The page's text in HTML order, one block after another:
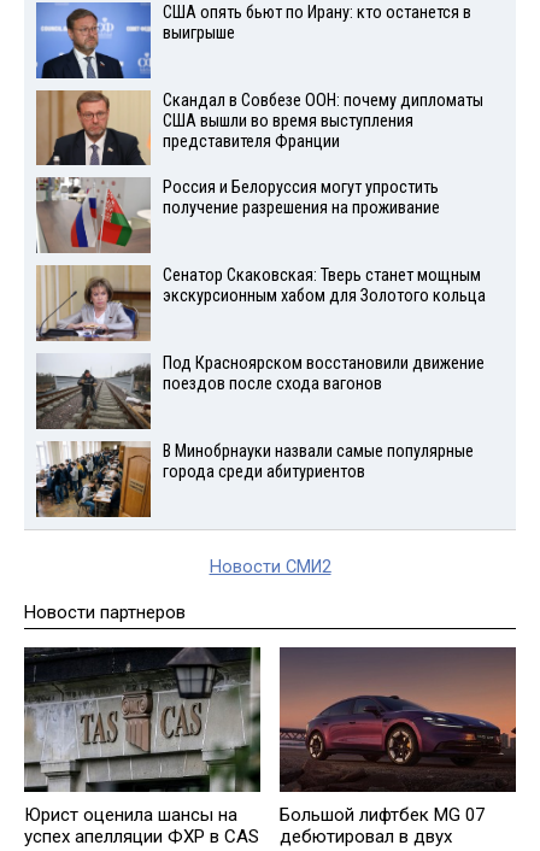
США опять бьют по Ирану: кто останется в
выигрыше
Скандал в Совбезе ООН: почему дипломаты
США вышли во время выступления
представителя Франции
Россия и Белоруссия могут упростить
получение разрешения на проживание
Сенатор Скаковская: Тверь станет мощным
экскурсионным хабом для Золотого кольца
Под Красноярском восстановили движение
поездов после схода вагонов
В Минобрнауки назвали самые популярные
города среди абитуриентов
Новости СМИ2
Новости партнеров
Юрист оценила шансы на
успех апелляции ФХР в CAS
Большой лифтбек MG 07
дебютировал в двух